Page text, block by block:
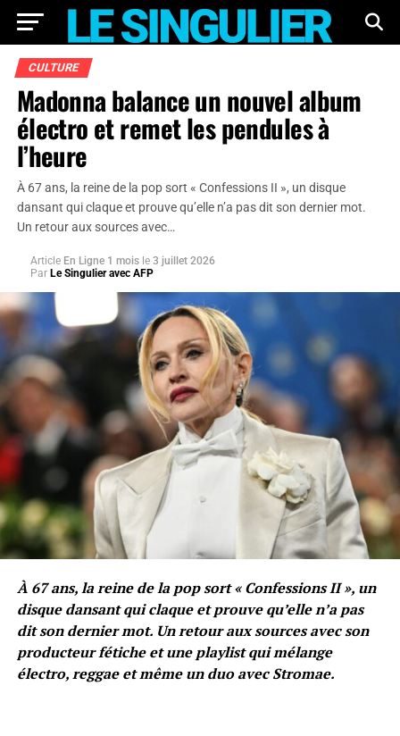
CULTURE
Madonna balance un nouvel album
électro et remet les pendules à
l’heure
À 67 ans, la reine de la pop sort « Confessions II », un disque
dansant qui claque et prouve qu’elle n’a pas dit son dernier mot.
Un retour aux sources avec…
Article En Ligne 1 mois le 3 juillet 2026
Par Le Singulier avec AFP
À 67 ans, la reine de la pop sort « Confessions II », un
disque dansant qui claque et prouve qu’elle n’a pas
dit son dernier mot. Un retour aux sources avec son
producteur fétiche et une playlist qui mélange
électro, reggae et même un duo avec Stromae.